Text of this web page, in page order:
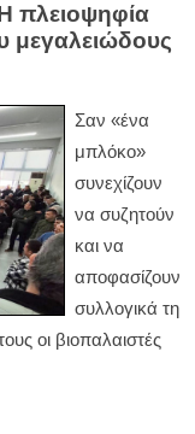
πλειοψηφία
μεγαλειώδους
Σαν «ένα
μπλόκο»
συνεχίζουν
να συζητούν
και να
αποφασίζουν
συλλογικά τη
οι βιοπαλαιστές